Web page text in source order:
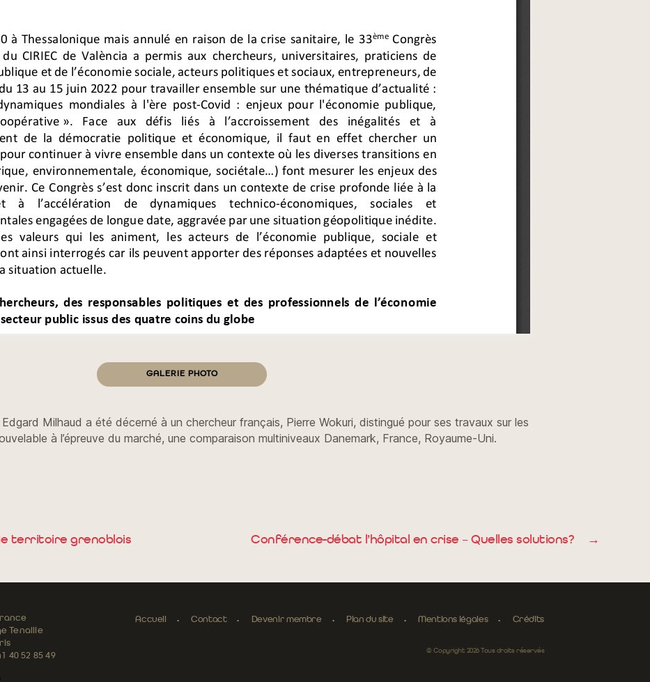
GALERIE PHOTO
Milhaud a été décerné à un chercheur français, Pierre Wokuri, distingué pour ses travaux sur les
à l’épreuve du marché, une comparaison multiniveaux Danemark, France, Royaume-Uni.
le territoire grenoblois →
Conférence-débat l’hôpital en crise – Quelles solutions?
Tenaille
40 52 85 49
Accueil Contact Devenir membre Plan du site Mentions légales Crédits
© Copyright 2026 Tous droits réservés